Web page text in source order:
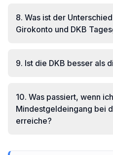
8. Was ist der
Girokonto und DKB
9. Ist die DKB besser als
10. Was passiert, wenn
Mindestgeldeingang bei
erreiche?